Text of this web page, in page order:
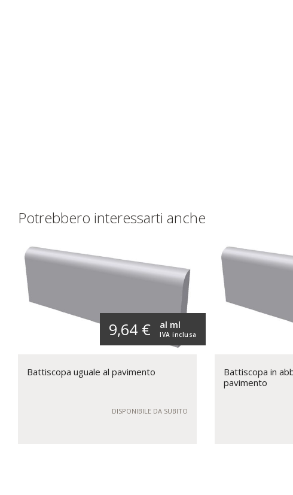
Potrebbero interessarti anche
9,64 € IVA inclusa
al ml
Battiscopa uguale al pavimento
DISPONIBILE DA SUBITO
Battiscopa in
pavimento